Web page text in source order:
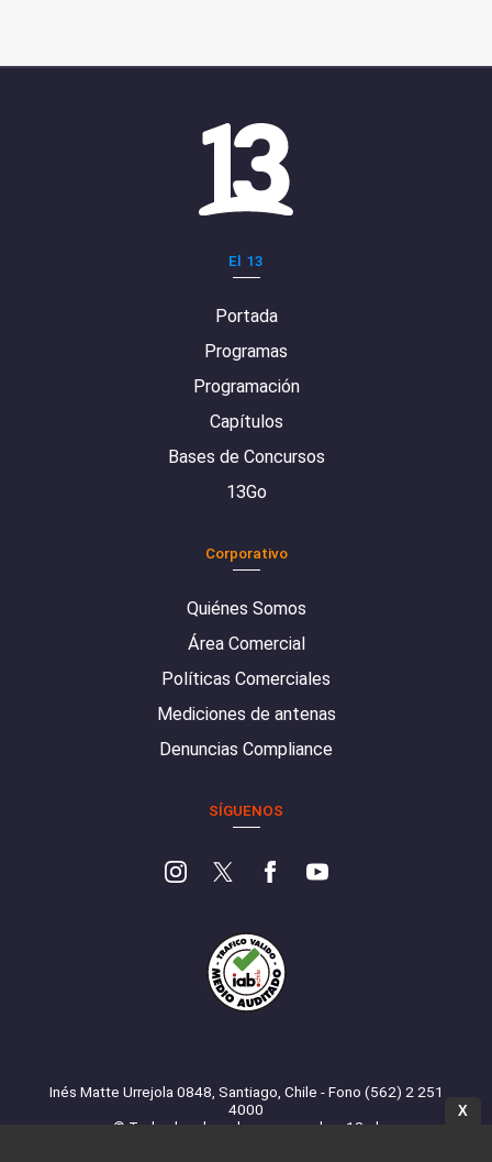
El 13
Portada
Programas
Programación
Capítulos
Bases de Concursos
13Go
Corporativo
Quiénes Somos
Área Comercial
Políticas Comerciales
Mediciones de antenas
Denuncias Compliance
SÍGUENOS
Inés Matte Urrejola 0848, Santiago, Chile - Fono (562) 2 251
4000
© Todos los derechos reservados. 13.cl
X